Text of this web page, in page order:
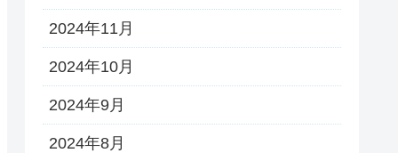
2024年11月
2024年10月
2024年9月
2024年8月